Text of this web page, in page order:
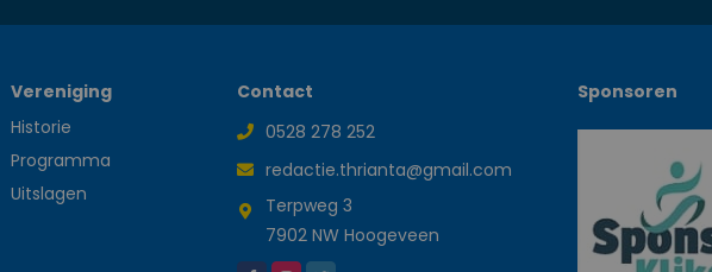
Vereniging
Historie
Programma
Uitslagen
Contact
0528 278 252
redactie.thrianta@gmail.com
Terpweg 3
7902 NW Hoogeveen
Sponsoren